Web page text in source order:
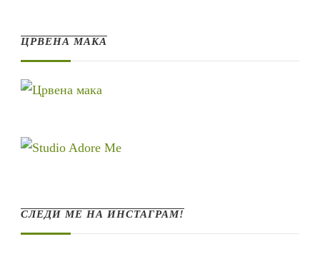
ЦРВЕНА МАКА
СЛЕДИ МЕ НА ИНСТАГРАМ!